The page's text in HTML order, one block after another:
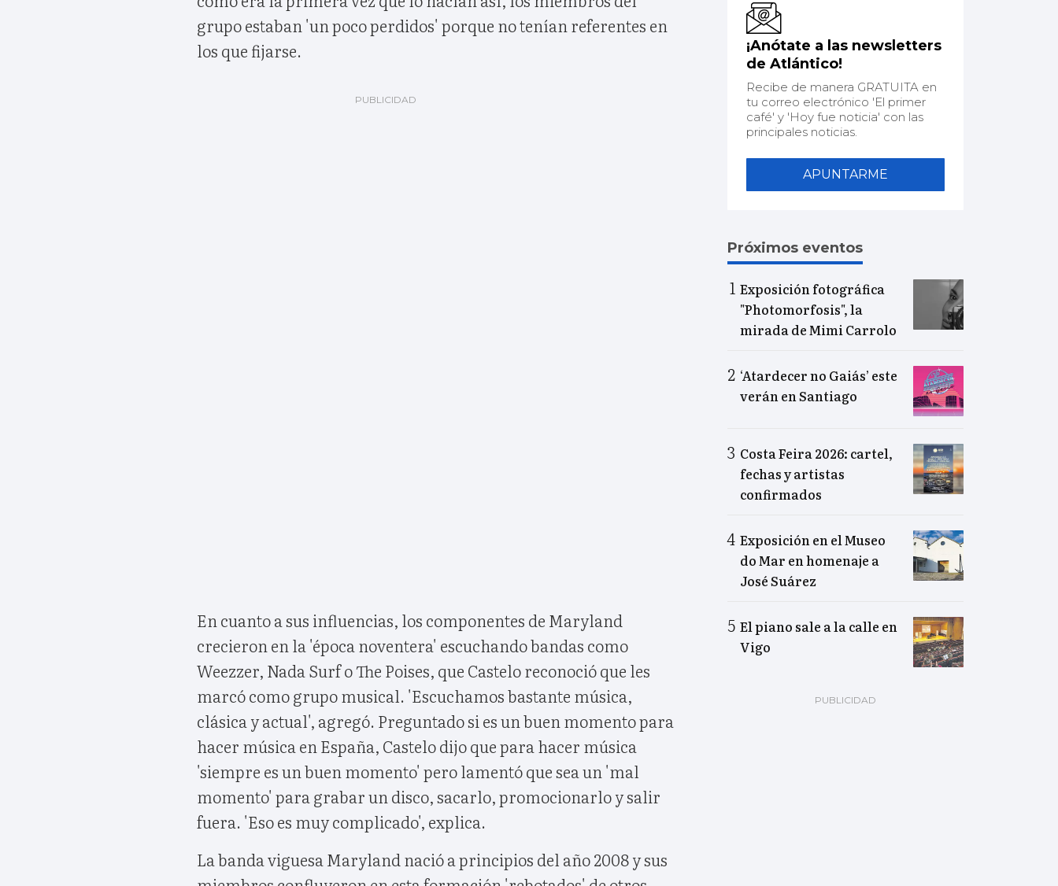
grupo estaban 'un poco perdidos' porque no tenían referentes en
los que fijarse.
En cuanto a sus influencias, los componentes de Maryland
crecieron en la 'época noventera' escuchando bandas como
Weezzer, Nada Surf o The Poises, que Castelo reconoció que les
marcó como grupo musical. 'Escuchamos bastante música,
clásica y actual', agregó. Preguntado si es un buen momento para
hacer música en España, Castelo dijo que para hacer música
'siempre es un buen momento' pero lamentó que sea un 'mal
momento' para grabar un disco, sacarlo, promocionarlo y salir
fuera. 'Eso es muy complicado', explica.
La banda viguesa Maryland nació a principios del año 2008 y sus
¡Anótate a las newsletters
de Atlántico!
Recibe de manera GRATUITA en
tu correo electrónico 'El primer
café' y 'Hoy fue noticia' con las
principales noticias.
APUNTARME
Próximos eventos
Exposición fotográfica
"Photomorfosis", la
mirada de Mimi Carrolo
‘Atardecer no Gaiás’ este
verán en Santiago
Costa Feira 2026: cartel,
fechas y artistas
confirmados
Exposición en el Museo
do Mar en homenaje a
José Suárez
El piano sale a la calle en
Vigo